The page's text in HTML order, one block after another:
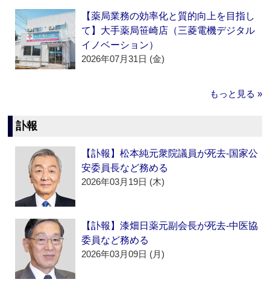
【薬局業務の効率化と質的向上を目指し
て】大手薬局笹崎店（三菱電機デジタル
イノベーション）
2026年07月31日 (金)
もっと見る »
訃報
【訃報】松本純元衆院議員が死去‐国家公
安委員長など務める
2026年03月19日 (木)
【訃報】漆畑日薬元副会長が死去‐中医協
委員など務める
2026年03月09日 (月)